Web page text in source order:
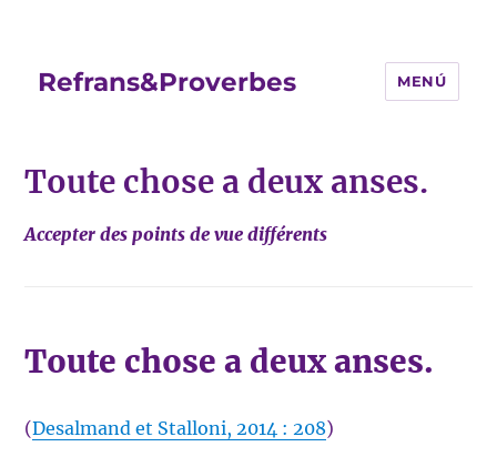
Refrans&Proverbes MENÚ
Toute chose a deux anses.
Accepter des points de vue différents
Toute chose a deux anses.
(Desalmand et Stalloni, 2014 : 208)